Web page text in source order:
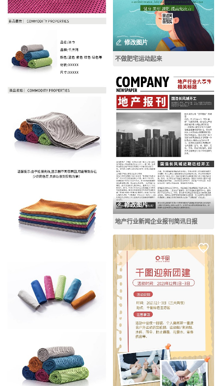
修改图片
不做肥宅运动起来
修改图片
地产行业新闻企业报刊简讯日报